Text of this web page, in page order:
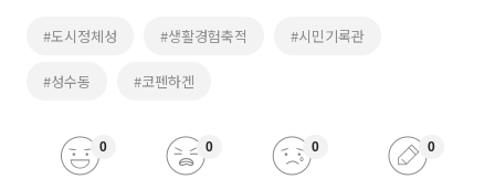
#도시정체성 #생활경험축적 #시민기록관
#성수동 #코펜하겐
0 0 0 0